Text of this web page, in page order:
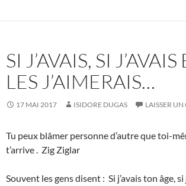
SI J’AVAIS, SI
LES J’AIMERAIS…
17 MAI 2017 ISIDORE DUGAS LAISSER
Tu peux blâmer personne d’autre que toi-
t’arrive . Zig Ziglar
Souvent les gens disent : Si j’avais ton âge, si